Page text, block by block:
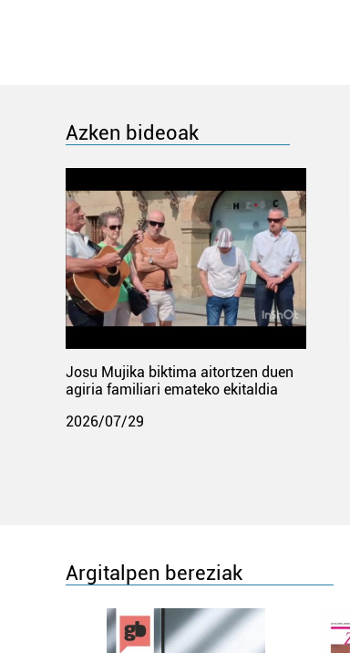
Azken bideoak
Josu Mujika biktima aitortzen duen
agiria familiari emateko ekitaldia
2026/07/29
Argitalpen bereziak